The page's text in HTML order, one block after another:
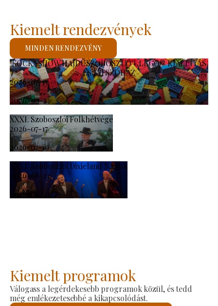
KOCKASHOW HAJDÚSZOBOSZLÓ - LEGO® KIÁLLÍTÁS
ÉS JÁTSZÓHÁZ
2026-07-11
-
2026-08-23
XXXI. Szoboszlói Folkhétvége
2026-07-17
-
2026-07-19
XXXI. Szoboszlói Dixieland Napok
2026-08-21
-
2026-08-23
Kiemelt rendezvények
MINDEN RENDEZVÉNY
Kiemelt programok
Válogass a legérdekesebb programok közül, és tedd
még emlékezetesebbé a kikapcsolódást.